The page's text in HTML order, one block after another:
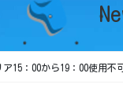
15：00から19：00使用不